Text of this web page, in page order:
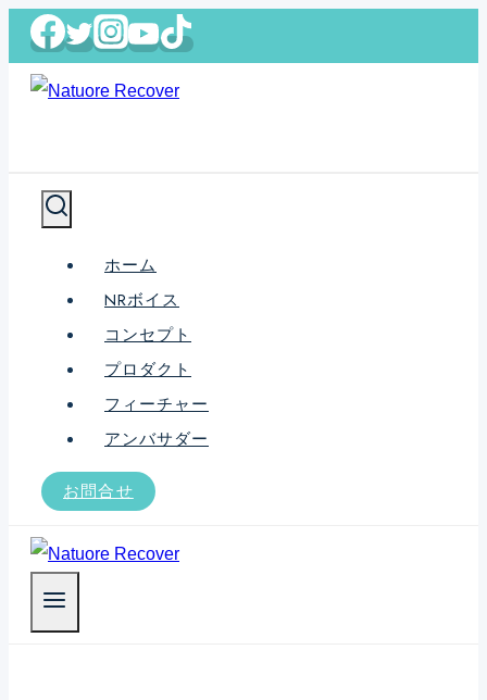
容
ホーム
NRボイス
コンセプト
プロダクト
フィーチャー
アンバサダー
お問合せ